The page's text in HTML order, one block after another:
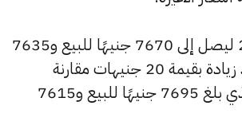
ارتفع سعر عيار 24 ليصل إلى 7670 جنيهًا للبيع و7635
جنيهًا للشراء، بعد زيادة بقيمة 20 جنيهات مقارنة
بالسعر السابق الذي بلغ 7695 جنيهًا للبيع و7615